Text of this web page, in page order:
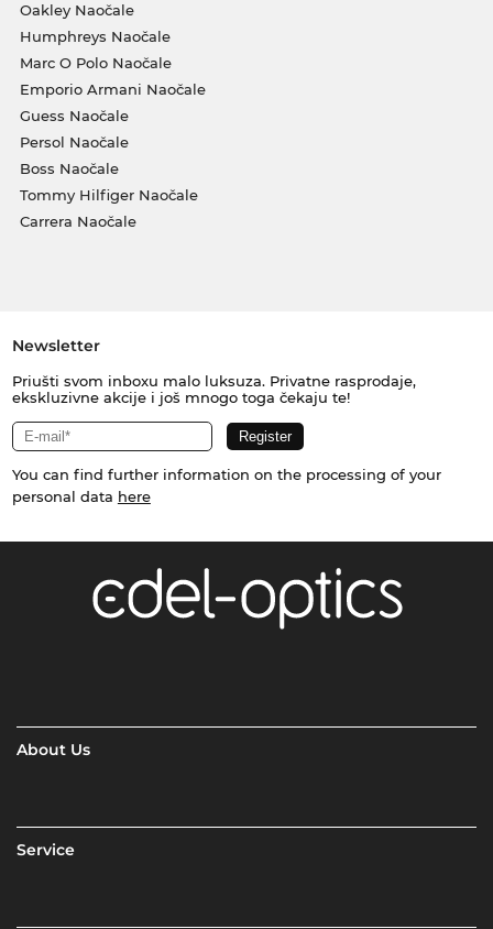
Oakley Naočale
Humphreys Naočale
Marc O Polo Naočale
Emporio Armani Naočale
Guess Naočale
Persol Naočale
Boss Naočale
Tommy Hilfiger Naočale
Carrera Naočale
Newsletter
Priušti svom inboxu malo luksuza. Privatne rasprodaje,
ekskluzivne akcije i još mnogo toga čekaju te!
You can find further information on the processing of your
personal data here
About Us
Service